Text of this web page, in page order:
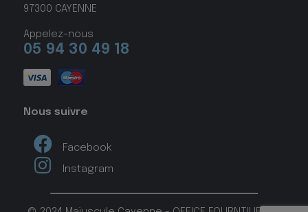
97300 CAYENNE
Appelez-nous
05 94 30 49 18
Nous suivre
Facebook
Instagram